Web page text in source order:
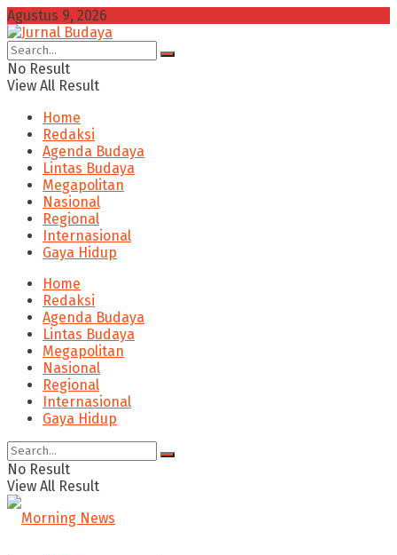
Agustus 9, 2026
No Result
View All Result
Home
Redaksi
Agenda Budaya
Lintas Budaya
Megapolitan
Nasional
Regional
Internasional
Gaya Hidup
Home
Redaksi
Agenda Budaya
Lintas Budaya
Megapolitan
Nasional
Regional
Internasional
Gaya Hidup
No Result
View All Result